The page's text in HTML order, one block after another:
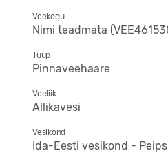
Veekogu
Nimi teadmata
Tüüp
Pinnaveehaare
Veeliik
Allikavesi
Vesikond
Ida-Eesti vesikond -